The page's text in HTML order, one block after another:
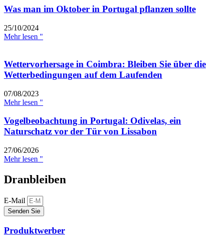
Was man im Oktober in Portugal pflanzen sollte
25/10/2024
Mehr lesen "
Wettervorhersage in Coimbra: Bleiben Sie über die
Wetterbedingungen auf dem Laufenden
07/08/2023
Mehr lesen "
Vogelbeobachtung in Portugal: Odivelas, ein
Naturschatz vor der Tür von Lissabon
27/06/2026
Mehr lesen "
Dranbleiben
E-Mail
Senden Sie
Produktwerber